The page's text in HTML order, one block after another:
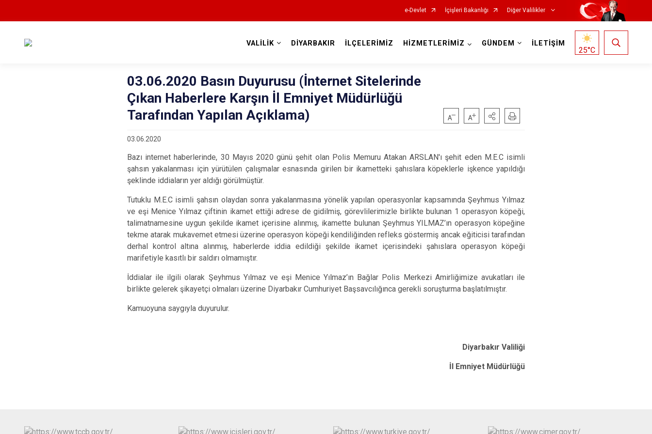
e-Devlet İçişleri Bakanlığı Diğer Valilikler
VALİLİK DİYARBAKIR İLÇELERİMİZ HİZMETLERİMİZ GÜNDEM İLETİŞİM
25°C
03.06.2020 Basın Duyurusu (İnternet Sitelerinde
Çıkan Haberlere Karşın İl Emniyet Müdürlüğü
Tarafından Yapılan Açıklama)
03.06.2020
Bazı internet haberlerinde, 30 Mayıs 2020 günü şehit olan Polis Memuru Atakan ARSLAN'ı şehit eden M.E.C isimli
şahsın yakalanması için yürütülen çalışmalar esnasında girilen bir ikametteki şahıslara köpeklerle işkence yapıldığı
şeklinde iddiaların yer aldığı görülmüştür.
Tutuklu M.E.C isimli şahsın olaydan sonra yakalanmasına yönelik yapılan operasyonlar kapsamındaŞeyhmus Yılmaz
ve eşi Menice Yılmaz çiftinin ikamet ettiği adrese de gidilmiş, görevlilerimizle birlikte bulunan 1 operasyon köpeği,
talimatnamesine uygun şekilde ikamet içerisine alınmış, ikamette bulunan Şeyhmus YILMAZ’ın operasyon köpeğine
tekme atarak mukavemet etmesi üzerine operasyon köpeği kendiliğinden refleks göstermiş ancak eğiticisi tarafından
derhal kontrol altına alınmış, haberlerde iddia edildiği şekilde ikamet içerisindeki şahıslara operasyon köpeği
marifetiyle kasıtlı bir saldırı olmamıştır.
İddialar ile ilgili olarak Şeyhmus Yılmaz ve eşi Menice Yılmaz’ın Bağlar Polis Merkezi Amirliğimize avukatları ile
birlikte gelerek şikayetçi olmaları üzerine Diyarbakır Cumhuriyet Başsavcılığınca gerekli soruşturma başlatılmıştır.
Kamuoyuna saygıyla duyurulur.
Diyarbakır Valiliği
İl Emniyet Müdürlüğü